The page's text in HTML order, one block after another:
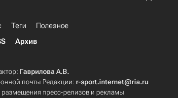
Теги
Полезное
Архив
Гаврилова А.В.
почты Редакции: r-sport.internet@ria.ru
пресс-релизов и рекламы